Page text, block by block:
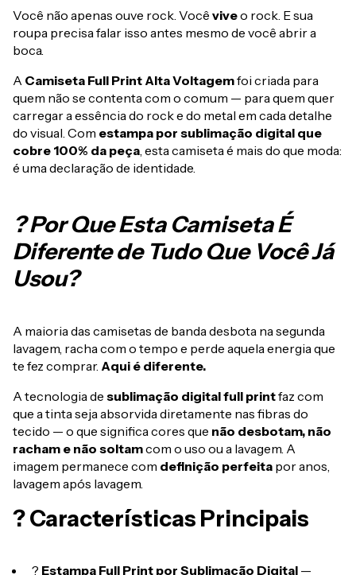
Você não apenas ouve rock. Você viveo rock. E sua
roupa precisa falar isso antes mesmo de você abrir a
boca.
A Camiseta Full Print Alta Voltagemfoi criada para
quem não se contenta com o comum — para quem quer
carregar a essência do rock e do metal em cada detalhe
do visual. Com estampa por sublimação digital que
cobre 100% da peça, esta camiseta é mais do que moda:
é uma declaração de identidade.
? Por Que Esta Camiseta É
Diferente de Tudo Que Você Já
Usou?
A maioria das camisetas de banda desbota na segunda
lavagem, racha com o tempo e perde aquela energia que
te fez comprar. Aqui é diferente.
A tecnologia de sublimação digital full printfaz com
que a tinta seja absorvida diretamente nas fibras do
tecido — o que significa cores que não desbotam, não
racham e não soltamcom o uso ou a lavagem. A
imagem permanece com definição perfeita por anos,
lavagem após lavagem.
? Características Principais
? Estampa Full Print por Sublimação Digital —